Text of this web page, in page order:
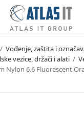
/ Vođenje, zaštita i
vezice, držači i alati /
Nylon 6.6 Fluorescent